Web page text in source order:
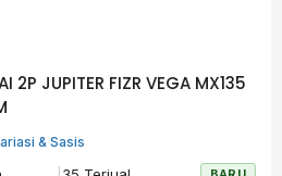
2P JUPITER FIZR VEGA MX135
& Sasis